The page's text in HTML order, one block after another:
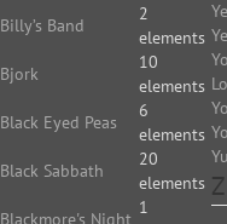
Billy’s Band
2
elements
Bjork
10
elements
Black Eyed Peas
6
elements
Black Sabbath
20
elements
Blackmore's Night
1
Z